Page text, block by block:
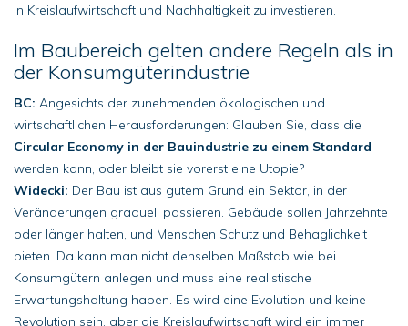
in Kreislaufwirtschaft und Nachhaltigkeit zu investieren.
Im Baubereich gelten andere Regeln als in
der Konsumgüterindustrie
BC: Angesichts der zunehmenden ökologischen und
wirtschaftlichen Herausforderungen: Glauben Sie, dass die
Circular Economy in der Bauindustrie zu einem Standard
werden kann, oder bleibt sie vorerst eine Utopie?
Widecki: Der Bau ist aus gutem Grund ein Sektor, in der
Veränderungen graduell passieren. Gebäude sollen Jahrzehnte
oder länger halten, und Menschen Schutz und Behaglichkeit
bieten. Da kann man nicht denselben Maßstab wie bei
Konsumgütern anlegen und muss eine realistische
Erwartungshaltung haben. Es wird eine Evolution und keine
Revolution sein, aber die Kreislaufwirtschaft wird ein immer